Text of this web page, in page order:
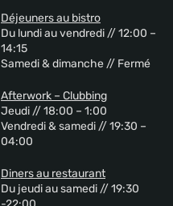
Déjeuners au bistro
Du lundi au vendredi // 12:00 –
14:15
Samedi & dimanche // Fermé
Afterwork – Clubbing
Jeudi // 18:00 – 1:00
Vendredi & samedi // 19:30 –
04:00
Diners au restaurant
Du jeudi au samedi // 19:30